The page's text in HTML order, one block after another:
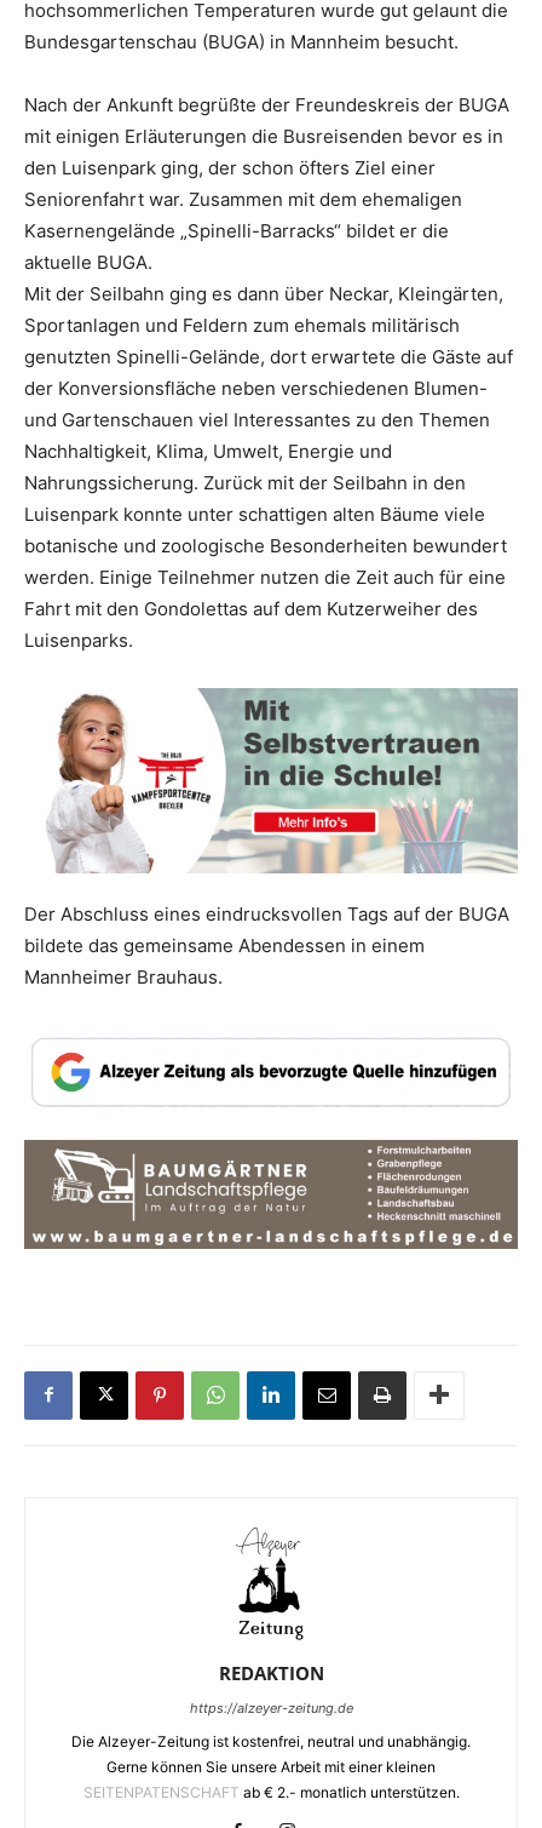
hochsommerlichen Temperaturen wurde gut gelaunt die
Bundesgartenschau (BUGA) in Mannheim besucht.
Nach der Ankunft begrüßte der Freundeskreis der BUGA
mit einigen Erläuterungen die Busreisenden bevor es in
den Luisenpark ging, der schon öfters Ziel einer
Seniorenfahrt war. Zusammen mit dem ehemaligen
Kasernengelände „Spinelli-Barracks“ bildet er die
aktuelle BUGA.
Mit der Seilbahn ging es dann über Neckar, Kleingärten,
Sportanlagen und Feldern zum ehemals militärisch
genutzten Spinelli-Gelände, dort erwartete die Gäste auf
der Konversionsfläche neben verschiedenen Blumen-
und Gartenschauen viel Interessantes zu den Themen
Nachhaltigkeit, Klima, Umwelt, Energie und
Nahrungssicherung. Zurück mit der Seilbahn in den
Luisenpark konnte unter schattigen alten Bäume viele
botanische und zoologische Besonderheiten bewundert
werden. Einige Teilnehmer nutzen die Zeit auch für eine
Fahrt mit den Gondolettas auf dem Kutzerweiher des
Luisenparks.
Der Abschluss eines eindrucksvollen Tags auf der BUGA
bildete das gemeinsame Abendessen in einem
Mannheimer Brauhaus.
REDAKTION
https://alzeyer-zeitung.de
Die Alzeyer-Zeitung ist kostenfrei, neutral und unabhängig.
Gerne können Sie unsere Arbeit mit einer kleinen
SEITENPATENSCHAFT ab € 2.- monatlich unterstützen.